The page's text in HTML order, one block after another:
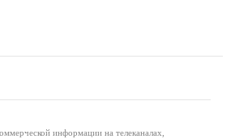
информации на телеканалах,